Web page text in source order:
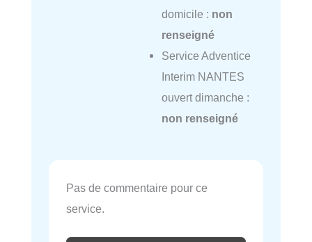
domicile : non
renseigné
Service Adventice
Interim NANTES
ouvert dimanche :
non renseigné
Pas de commentaire pour ce
service.